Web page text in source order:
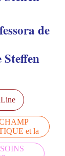
de
Steffen
et la